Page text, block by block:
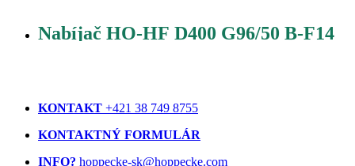
Nabíjač HO-HF D400 G96/50 B-F14
KONTAKT +421 38 749 8755
KONTAKTNÝ FORMULÁR
INFO? hoppecke-sk@hoppecke.com